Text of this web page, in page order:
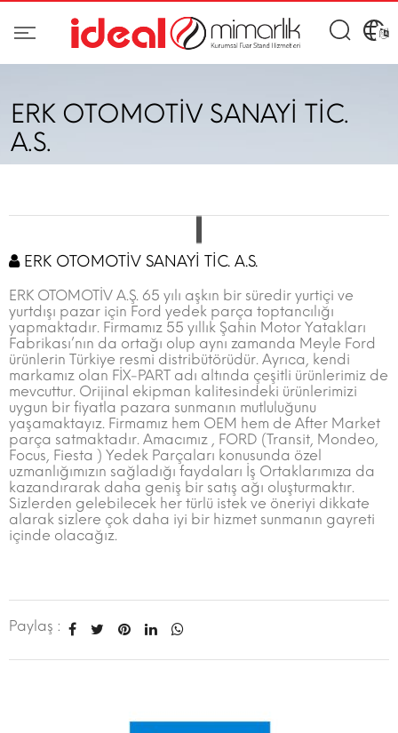
ERK OTOMOTİV SANAYİ TİC.
A.S.
ERK OTOMOTİV SANAYİ TİC. A.S.
ERK OTOMOTİV A.Ş. 65 yılı aşkın bir süredir yurtiçi ve
yurtdışı pazar için Ford yedek parça toptancılığı
yapmaktadır. Firmamız 55 yıllık Şahin Motor Yatakları
Fabrikası’nın da ortağı olup aynı zamanda Meyle Ford
ürünlerin Türkiye resmi distribütörüdür. Ayrıca, kendi
markamız olan FİX-PART adı altında çeşitli ürünlerimiz de
mevcuttur. Orijinal ekipman kalitesindeki ürünlerimizi
uygun bir fiyatla pazara sunmanın mutluluğunu
yaşamaktayız. Firmamız hem OEM hem de After Market
parça satmaktadır. Amacımız , FORD (Transit, Mondeo,
Focus, Fiesta ) Yedek Parçaları konusunda özel
uzmanlığımızın sağladığı faydaları İş Ortaklarımıza da
kazandırarak daha geniş bir satış ağı oluşturmaktır.
Sizlerden gelebilecek her türlü istek ve öneriyi dikkate
alarak sizlere çok daha iyi bir hizmet sunmanın gayreti
içinde olacağız.
Paylaş :